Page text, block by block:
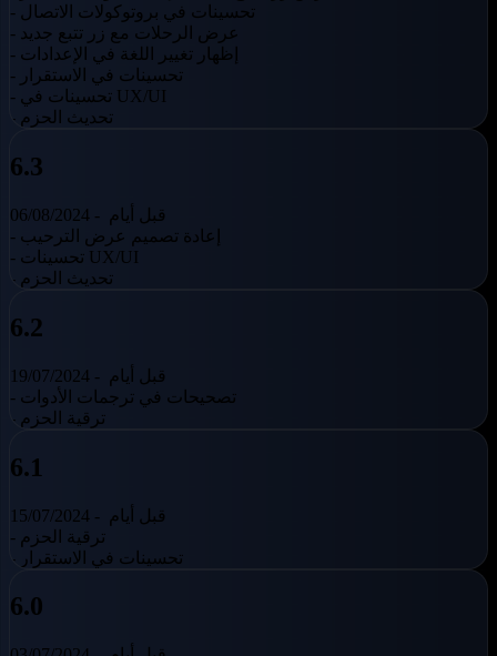
- تحسينات في بروتوكولات الاتصال
- عرض الرحلات مع زر تتبع جديد
- إظهار تغيير اللغة في الإعدادات
- تحسينات في الاستقرار
- تحسينات في UX/UI
- تحديث الحزم
6.3
06/08/2024 - قبل أيام
- إعادة تصميم عرض الترحيب
- تحسينات UX/UI
- تحديث الحزم
6.2
19/07/2024 - قبل أيام
- تصحيحات في ترجمات الأدوات
- ترقية الحزم
6.1
15/07/2024 - قبل أيام
- ترقية الحزم
- تحسينات في الاستقرار
6.0